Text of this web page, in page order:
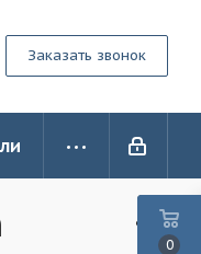
Заказать звонок
0